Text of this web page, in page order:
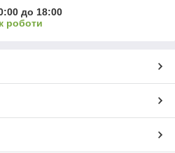
до 18:00
роботи